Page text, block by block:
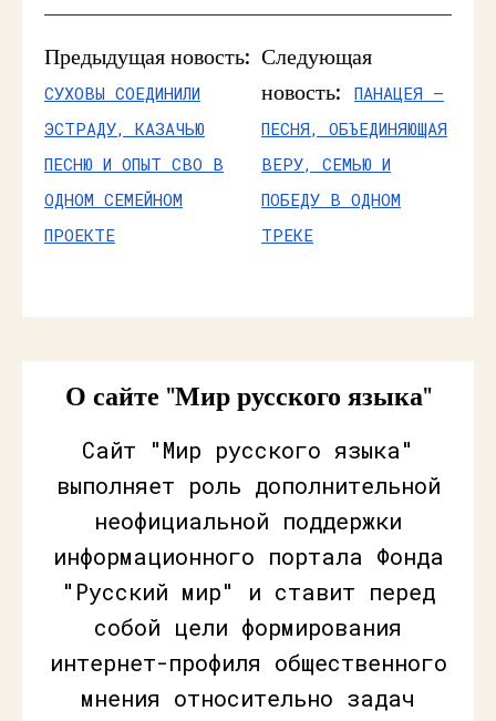
Предыдущая новость:
СУХОВЫ СОЕДИНИЛИ
ЭСТРАДУ, КАЗАЧЬЮ
ПЕСНЮ И ОПЫТ СВО В
ОДНОМ СЕМЕЙНОМ
ПРОЕКТЕ
Следующая
новость:
ПАНАЦЕЯ —
ПЕСНЯ, ОБЪЕДИНЯЮЩАЯ
ВЕРУ, СЕМЬЮ И
ПОБЕДУ В ОДНОМ
ТРЕКЕ
О сайте "Мир русского языка"
Сайт "Мир русского языка"
выполняет роль дополнительной
неофициальной поддержки
информационного портала Фонда
"Русский мир" и ставит перед
собой цели формирования
интернет-профиля общественного
мнения относительно задач